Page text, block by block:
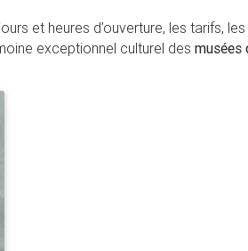
et heures d’ouverture, les tarifs,
exceptionnel culturel des musées